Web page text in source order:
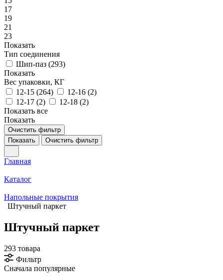
17
19
21
23
Показать
Тип соединения
Шип-паз (293)
Показать
Вес упаковки, КГ
12-15 (264) 12-16 (2)
12-17 (2) 12-18 (2)
Показать все
Показать
Очистить фильтр
Показать
Очистить фильтр
Главная
Каталог
Напольные покрытия
Штучный паркет
Штучный паркет
293 товара
Фильтр
Сначала популярные